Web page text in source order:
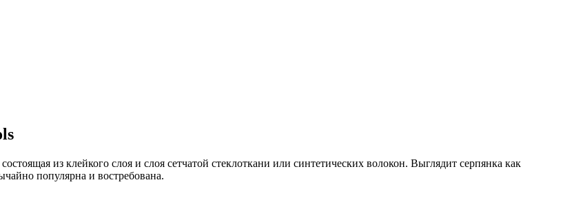
из клейкого слоя и слоя сетчатой стеклоткани или синтетических волокон. Выглядит серпянка как
популярна и востребована.